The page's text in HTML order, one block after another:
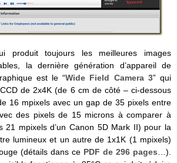
produit toujours les meilleures images
la dernière génération d’appareil de
est le “Wide Field Camera 3” qui
de 2x4K (de 6 cm de côté – ci-dessous
16 mpixels avec un gap de 35 pixels entre
des pixels de 15 microns à comparer à
21 mpixels d’un Canon 5D Mark II) pour la
lumineux et un autre de 1x1K (1 mpixels)
(détails dans ce PDF de 296 pages …).